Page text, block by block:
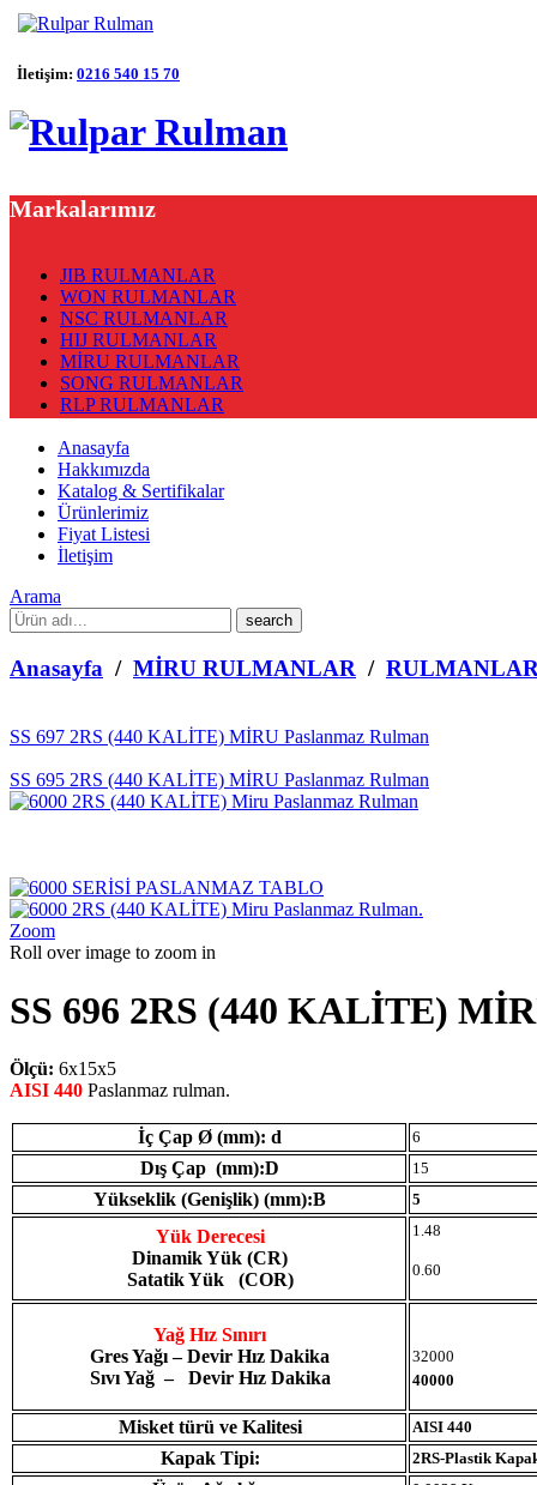
İletişim: 0216 540 15 70
Markalarımız
JIB RULMANLAR
WON RULMANLAR
NSC RULMANLAR
HIJ RULMANLAR
MİRU RULMANLAR
SONG RULMANLAR
RLP RULMANLAR
Anasayfa
Hakkımızda
Katalog & Sertifikalar
Ürünlerimiz
Fiyat Listesi
İletişim
Arama
What
are
you
looking
Anasayfa / MİRU RULMANLAR /
SS 697 2RS (440 KALİTE) MİRU Paslanmaz Rulman
SS 695 2RS (440 KALİTE) MİRU Paslanmaz Rulman
Zoom
Roll over image to zoom in
SS 696 2RS (440 KALİTE)
Ölçü: 6x15x5
AISI 440 Paslanmaz rulman.
İç Çap Ø (mm): d 6
Dış Çap (mm):D 15
Yükseklik (Genişlik) (mm):B 5
Yük Derecesi
Dinamik Yük (CR)
Satatik Yük (COR)
1.48
0.60
Yağ Hız Sınırı
Gres Yağı – Devir Hız Dakika
Sıvı Yağ – Devir Hız Dakika
32000
40000
Misket türü ve Kalitesi AISI 440
Kapak Tipi: 2RS-Plastik